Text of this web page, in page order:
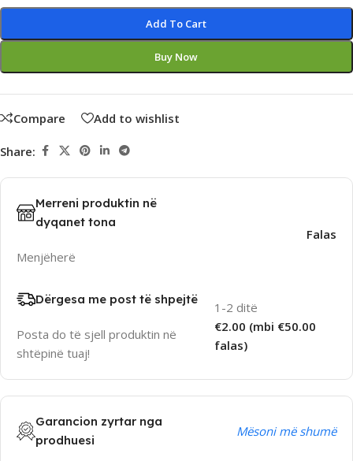
Add To Cart
Buy Now
Compare Add to wishlist
Share:
Merreni produktin në
dyqanet tona
Menjëherë
Falas
Dërgesa me post të shpejtë
Posta do të sjell produktin në
shtëpinë tuaj!
1-2 ditë
€2.00 (mbi €50.00
falas)
Garancion zyrtar nga
prodhuesi
Mësoni më shumë